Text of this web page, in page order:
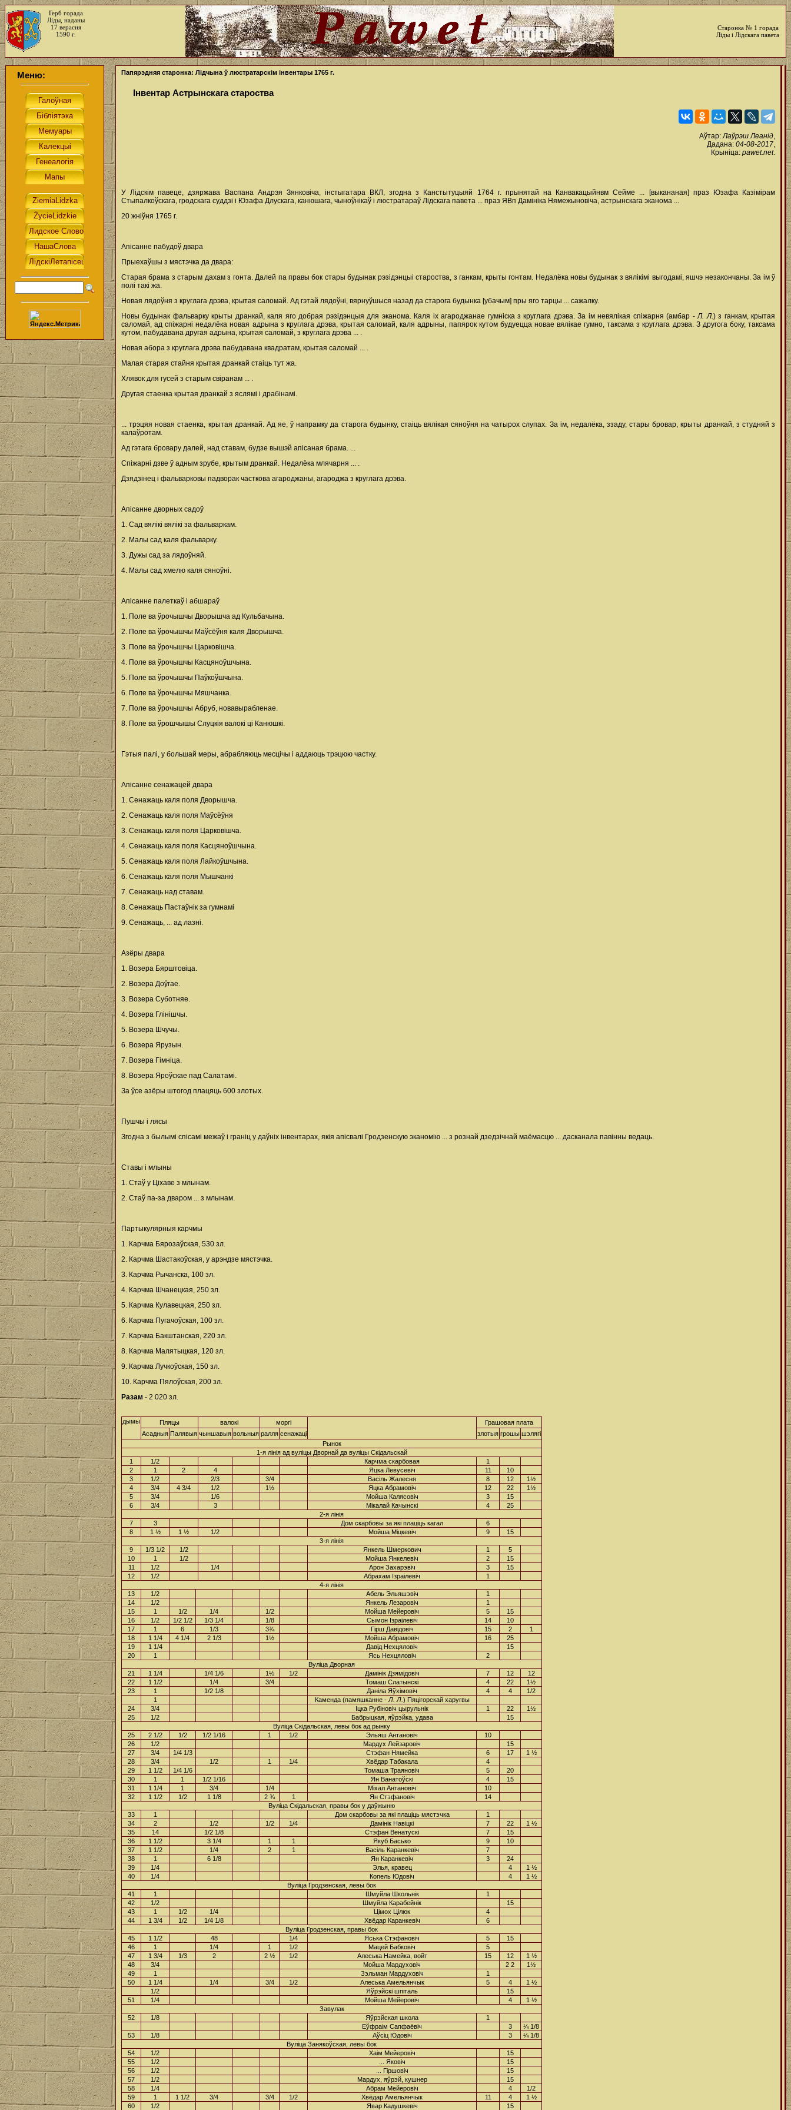
Герб горада
Ліды, наданы
17 верасня
1590 г.
Старонка № 1 горада
Ліды і Лідскага павета
Меню: Папярэдняя старонка: Лідчына ў люстратарскім інвентары 1765 г.
Інвентар Астрынскага староства
Аўтар:Лаўрэш Леанід,
Дадана: 04-08-2017,
Крыніца: pawet.net.
У Лідскім павеце, дзяржава Васпана Андрэя Зянковіча, інстыгатара ВКЛ, згодна з Канстытуцыяй 1764 г. прынятай на Канвакацыйнвм Сейме ... [выкананая] праз Юзафа Казімірам
Стыпалкоўскага, гродскага суддзі і Юзафа Длускага, канюшага, чыноўнікаў і люстратараў Лідскага павета ... праз ЯВп Дамініка Нямежыновіча, астрынскага эканома ...
20 жніўня 1765 г.
Апісанне пабудоў двара
Прыехаўшы з мястэчка да двара:
Старая брама з старым дахам з гонта. Далей па правы бок стары будынак рэзідэнцыі староства, з ганкам, крыты гонтам. Недалёка новы будынак з вялікімі выгодамі, яшчэ незакончаны. За ім ў
полі такі жа.
Новая лядоўня з круглага дрэва, крытая саломай. Ад гэтай лядоўні, вярнуўшыся назад да старога будынка [убачым] пры яго тарцы ... сажалку.
Новы будынак фальварку крыты дранкай, каля яго добрая рэзідэнцыя для эканома. Каля іх агароджанае гумніска з круглага дрэва. За ім невялікая спіжарня (амбар -Л. Л.) з ганкам, крытая
саломай, ад спіжарні недалёка новая адрына з круглага дрэва, крытая саломай, каля адрыны, папярок кутом будуецца новае вялікае гумно, таксама з круглага дрэва. З другога боку, таксама
кутом, пабудавана другая адрына, крытая саломай, з круглага дрэва ... .
Новая абора з круглага дрэва пабудавана квадратам, крытая саломай ... .
Малая старая стайня крытая дранкай стаіць тут жа.
Хлявок для гусей з старым свіранам ... .
Другая стаенка крытая дранкай з яслямі і драбінамі.
... трэцяя новая стаенка, крытая дранкай. Ад яе, ў напрамку да старога будынку, стаіць вялікая сяноўня на чатырох слупах. За ім, недалёка, ззаду, стары бровар, крыты дранкай, з студняй з
калаўротам.
Ад гэтага бровару далей, над ставам, будзе вышэй апісаная брама. ...
Спіжарні дзве ў адным зрубе, крытым дранкай. Недалёка млячарня ... .
Дзядзінец і фальварковы падворак часткова агароджаны, агароджа з круглага дрэва.
Апісанне дворных садоў
1. Сад вялікі вялікі за фальваркам.
2. Малы сад каля фальварку.
3. Дужы сад за лядоўняй.
4. Малы сад хмелю каля сяноўні.
Апісанне палеткаў і абшараў
1. Поле ва ўрочышчы Дворышча ад Кульбачына.
2. Поле ва ўрочышчы Маўсёўня каля Дворышча.
3. Поле ва ўрочышчы Царковішча.
4. Поле ва ўрочышчы Касцяноўшчына.
5. Поле ва ўрочышчы Паўкоўшчына.
6. Поле ва ўрочышчы Мяшчанка.
7. Поле ва ўрочышчы Абруб, новавырабленае.
8. Поле ва ўрошчышы Слуцкія валокі ці Канюшкі.
Гэтыя палі, у большай меры, абрабляюць месцічы і аддаюць трэцюю частку.
Апісанне сенажацей двара
1. Сенажаць каля поля Дворышча.
2. Сенажаць каля поля Маўсёўня
3. Сенажаць каля поля Царковішча.
4. Сенажаць каля поля Касцяноўшчына.
5. Сенажаць каля поля Лайкоўшчына.
6. Сенажаць каля поля Мышчанкі
7. Сенажаць над ставам.
8. Сенажаць Пастаўнік за гумнамі
9. Сенажаць, ... ад лазні.
Азёры двара
1. Возера Бярштовіца.
2. Возера Доўгае.
3. Возера Суботняе.
4. Возера Глінішчы.
5. Возера Шчучы.
6. Возера Ярузын.
7. Возера Гімніца.
8. Возера Яроўскае пад Салатамі.
За ўсе азёры штогод плацяць 600 злотых.
Пушчы і лясы
Згодна з былымі спісамі межаў і граніц у даўніх інвентарах, якія апісвалі Гродзенскую эканомію ... з рознай дзедзічнай маёмасцю ... дасканала павінны ведаць.
Ставы і млыны
1. Стаў у Ціхаве з млынам.
2. Стаў па-за дваром ... з млынам.
Партыкулярныя карчмы
1. Карчма Бярозаўская, 530 зл.
2. Карчма Шастакоўская, у арэндзе мястэчка.
3. Карчма Рычанска, 100 зл.
4. Карчма Шчанецкая, 250 зл.
5. Карчма Кулавецкая, 250 зл.
6. Карчма Пугачоўская, 100 зл.
7. Карчма Бакштанская, 220 зл.
8. Карчма Малятыцкая, 120 зл.
9. Карчма Лучкоўская, 150 зл.
10. Карчма Пялоўская, 200 зл.
Разам - 2 020 зл.
дымы Пляцы валокі моргі
Грашовая плата
Асадныя Палявыя чыншавыя вольныя ралля сенажаці злотыя грошы шэлягі
Рынок
1-я лінія ад вуліцы Дворнай да вуліцы Скідальскай
1
1/2 Карчма скарбовая
1
2
1 2 4 Яцка Левусевіч 11
10
3
1/2 2/3 3/4 Васіль Жалесня 8 12
1½
4
3/4 4 3/4 1/2 1½ Яцка Абрамовіч 12 22
1½
5
3/4 1/6 Мойша Калясовіч 3
15
6
3/4 3 Мікалай Качынскі 4
25
2-я лінія
7
3 Дом скарбовы за які плаціць кагал
6
8
1 ½ 1 ½ 1/2 Мойша Міцкевіч 9
15
3-я лінія
9
1/3 1/2 1/2 Янкель Шмеркович 1
5
10
1 1/2 Мойша Янкелевіч 2
15
11
1/2 1/4 Арон Захарэвіч 3
15
12
1/2 Абрахам Ізраілевіч
1
4-я лінія
13
1/2 Абель Эльяшэвіч
1
14
1/2 Янкель Лезаровіч
1
15
1 1/2 1/4 1/2 Мойша Мейеровіч 5
15
16
1/2 1/2 1/2 1/3 1/4 1/8 Сымон Ізраілевіч 14
10
17
1 6 1/3 3¾ Гірш Давідовіч 15 2
1
18
1 1/4 4 1/4 2 1/3 1½ Мойша Абрамовіч 16
25
19
1 1/4 Давід Нехцяловіч
15
20
1 Ясь Нехцяловіч
2
Вуліца Дворная
21
1 1/4 1/4 1/6 1½ 1/2 Дамінік Дзямідовіч 7 12
12
22
1 1/2 1/4 3/4 Томаш Слатынскі 4 22
1½
23
1 1/2 1/8 Даніла Яўхімовіч 4 4
1/2
1
Каменда (памяшканне - Л. Л. ) Пяцігорскай харугвы
24
3/4 Іцка Рубіновіч цырульнік 1 22
1½
25
1/2 Бабрыцкая, яўрэйка, удава
15
Вуліца Скідальская, левы бок ад рынку
25
2 1/2 1/2 1/2 1/16 1 1/2 Эльяш Антановіч
10
26
1/2 Мардух Лейзаровіч
15
27
3/4 1/4 1/3 Стэфан Нямейка 6 17
1 ½
28
3/4 1/2 1 1/4 Хвёдар Табакала
4
29
1 1/2 1/4 1/6 Томаша Траяновіч 5
20
30
1 1 1/2 1/16 Ян Ванатоўскі 4
15
31
1 1/4 1 3/4 1/4 Міхал Антановіч
10
32
1 1/2 1/2 1 1/8 2 ¾ 1 Ян Стэфановіч
14
Вуліца Скідальская, правы бок у даўжыню
33
1 Дом скарбовы за які плаціць мястэчка
1
34
2 1/2 1/2 1/4 Дамінік Навіцкі 7 22
1 ½
35
14 1/2 1/8 Стэфан Венатускі 7
15
36
1 1/2 3 1/4 1 1 Якуб Басько 9
10
37
1 1/2 1/4 2 1 Васіль Каранкевіч
7
38
1 6 1/8 Ян Каранкевіч 3
24
39
1/4 Элья, кравец 4
1 ½
40
1/4 Копель Юдовіч 4
1 ½
Вуліца Гродзенская, левы бок
41
1 Шмуйла Школьнік
1
42
1/2 Шмуйла Карабейнік
15
43
1 1/2 1/4 Цімох Цілюк
4
44
1 3/4 1/2 1/4 1/8 Хвёдар Каранкевіч
6
Вуліца Гродзенская, правы бок
45
1 1/2 48 1/4 Яська Стэфановіч 5
15
46
1 1/4 1 1/2 Мацей Бабковіч
5
47
1 3/4 1/3 2 2 ½ 1/2 Алеська Намейка, войт 15 12
1 ½
48
3/4 Мойша Мардуховіч 2 2
1½
49
1 Зэльман Мардуховіч
1
50
1 1/4 1/4 3/4 1/2 Алеська Амельянчык 5 4
1 ½
1/2
Яўрэйскі шпіталь
15
51
1/4 Мойша Мейеровіч 4
1 ½
Завулак
52
1/8 Яўрэйская школа
1
Еўфраім Сапфаёвіч
3
¼ 1/8
53
1/8 Аўсіц Юдовіч 3
¼ 1/8
Вуліца Занякоўская, левы бок
54
1/2 Хаім Мейеровіч
15
55
1/2 ... Яковіч
15
56
1/2 ... Гіршовіч
15
57
1/2 Мардух, яўрэй, кушнер
15
58
1/4 Абрам Мейеровіч 4
1/2
59
1 1 1/2 3/4 3/4 1/2 Хвёдар Амельянчык 11 4
1 ½
60
1/2 Явар Кадушкевіч 15